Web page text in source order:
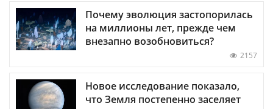
Почему эволюция застопорилась
на миллионы лет, прежде чем
внезапно возобновиться?
2157
Новое исследование показало,
что Земля постепенно заселяет